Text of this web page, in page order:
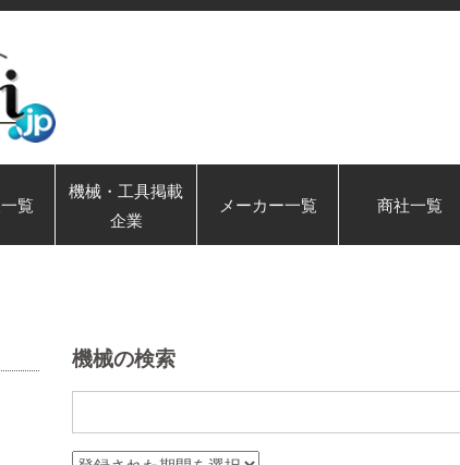
覧
機械・工具掲載
企業
メーカー一覧 商社一覧
機械の検索